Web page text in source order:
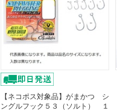
【ネコポス対象品】がまかつ シ
ングルフック５３（ソルト） １